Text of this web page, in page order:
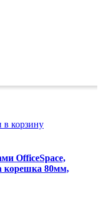
в корзину
OfficeSpace,
корешка 80мм,